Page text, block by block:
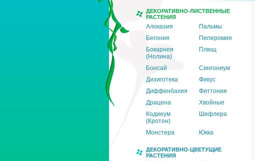
ДЕКОРАТИВНО-ЛИСТВЕННЫЕ
РАСТЕНИЯ
Алоказия
Пальмы
Бегония
Пеперомия
Бокарнея
(Нолина)
Плющ
Бонсай
Сингониум
Дизиготека
Фикус
Диффенбахия
Фиттония
Драцена
Хвойные
Кодиеум
(Кротон)
Шефлера
Монстера Юкка
ДЕКОРАТИВНО-ЦВЕТУЩИЕ
РАСТЕНИЯ